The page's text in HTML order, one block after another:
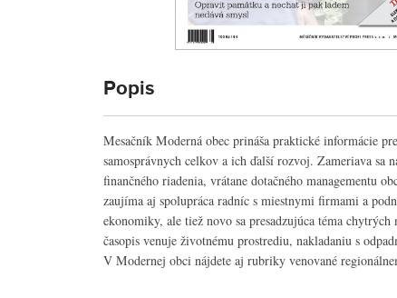
Popis
Mesačník Moderná obec prináša praktické informácie
samosprávnych celkov a ich ďalší rozvoj. Zameriava sa
finančného riadenia, vrátane dotačného managementu
zaujíma aj spolupráca radníc s miestnymi firmami a
ekonomiky, ale tiež novo sa presadzujúca téma
časopis venuje životnému prostrediu, nakladaniu s
V Modernej obci nájdete aj rubriky venované
bytovej výstavbe, verejnej zeleni, údržbe a vytváraniu
pamiatky, cestovnému ruchu, dopravnej obslužnosti,
komunikačných technológií či moderným spôsobom
oceňujú aj rubriky Legislatíva a Právna poradňa.
skúsenosti radníc pri podpore miestnej kultúry,